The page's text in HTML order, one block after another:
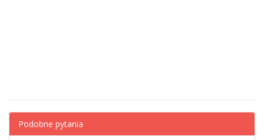
Podobne pytania